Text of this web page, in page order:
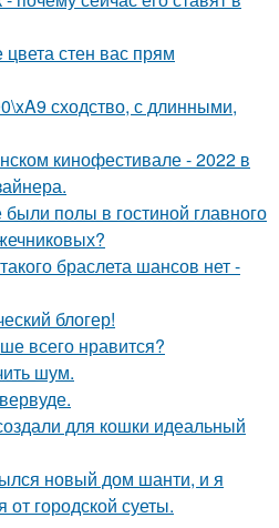
цвета стен вас прям
сходство, с длинными,
кинофестивале - 2022 в
полы в гостиной главного
браслета шансов нет -
блогер!
всего нравится?
шум.
для кошки идеальный
новый дом шанти, и я
от городской суеты.